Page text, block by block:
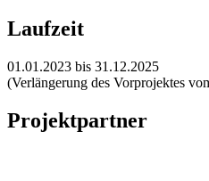
Laufzeit
01.01.2023 bis 31.12.2025
(Verlängerung des Vorprojektes
Projektpartner